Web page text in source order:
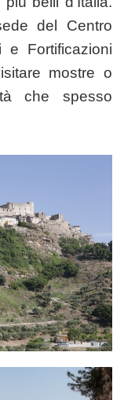
del Centro
e Fortificazioni
mostre o
che spesso